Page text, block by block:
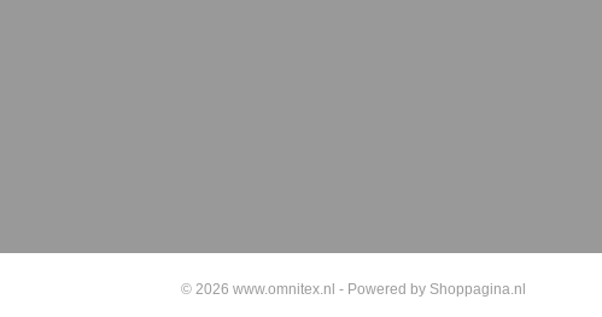
© 2026 www.omnitex.nl - Powered by Shoppagina.nl